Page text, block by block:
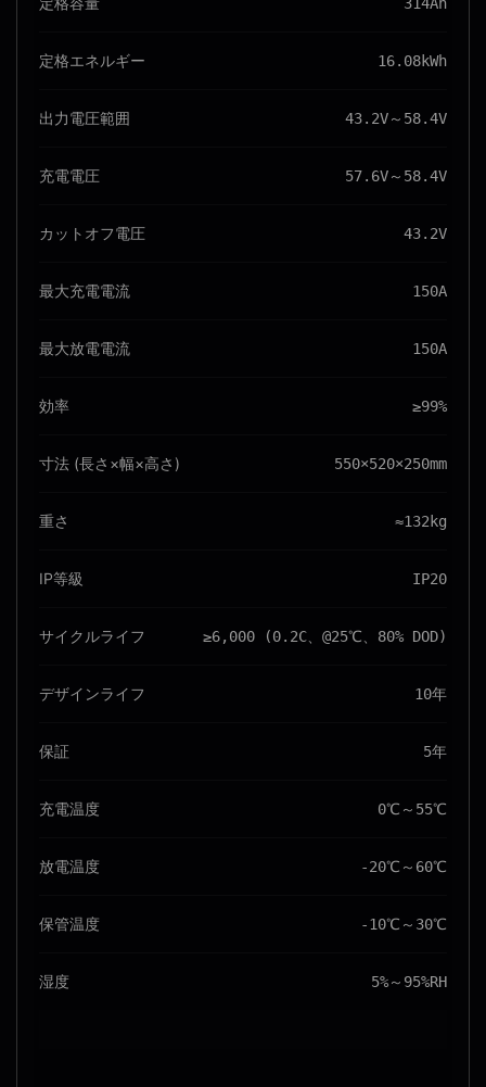
定格エネルギー 16.08kWh
出力電圧範囲 43.2V～58.4V
充電電圧 57.6V～58.4V
カットオフ電圧 43.2V
最大充電電流 150A
最大放電電流 150A
効率 ≥99%
寸法 (長さ×幅×高さ) 550×520×250mm
重さ ≈132kg
IP等級 IP20
サイクルライフ ≥6,000 (0.2C、@25℃、80% DOD)
デザインライフ 10年
保証 5年
充電温度 0℃～55℃
放電温度 -20℃～60℃
保管温度 -10℃～30℃
湿度 5%～95%RH